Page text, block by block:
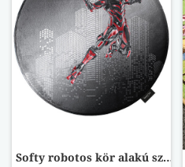
Softy robotos kör alakú szőnyeg